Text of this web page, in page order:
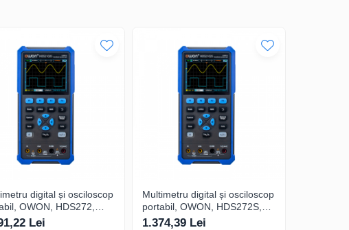
crescută în domeniul electronicii. Alege performanța și
digital și osciloscop
OWON, HDS272,
1kV, 200mA-
Lei
Multimetru digital și osciloscop
portabil, OWON, HDS272S,
200mV-1kV, 200mA-
1.374,39 Lei